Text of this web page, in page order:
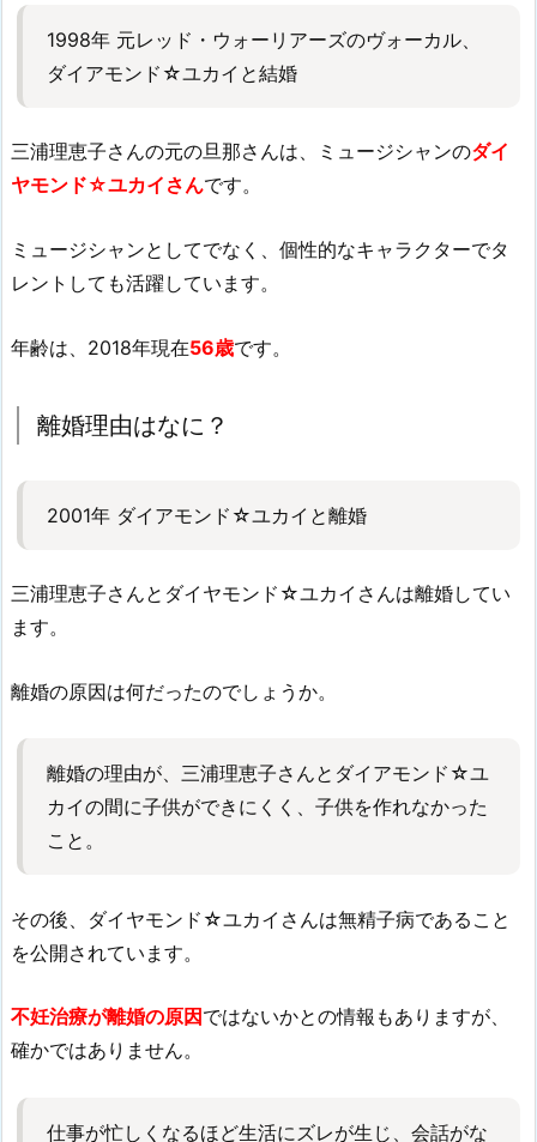
1998年 元レッド・ウォーリアーズのヴォーカル、
ダイアモンド☆ユカイと結婚
三浦理恵子さんの元の旦那さんは、ミュージシャンのダイ
ヤモンド☆ユカイさんです。
ミュージシャンとしてでなく、個性的なキャラクターでタ
レントしても活躍しています。
年齢は、2018年現在56歳です。
離婚理由はなに？
2001年 ダイアモンド☆ユカイと離婚
三浦理恵子さんとダイヤモンド☆ユカイさんは離婚してい
ます。
離婚の原因は何だったのでしょうか。
離婚の理由が、三浦理恵子さんとダイアモンド☆ユ
カイの間に子供ができにくく、子供を作れなかった
こと。
その後、ダイヤモンド☆ユカイさんは無精子病であること
を公開されています。
不妊治療が離婚の原因 ではないかとの情報もありますが、
確かではありません。
仕事が忙しくなるほど生活にズレが生じ、会話がな